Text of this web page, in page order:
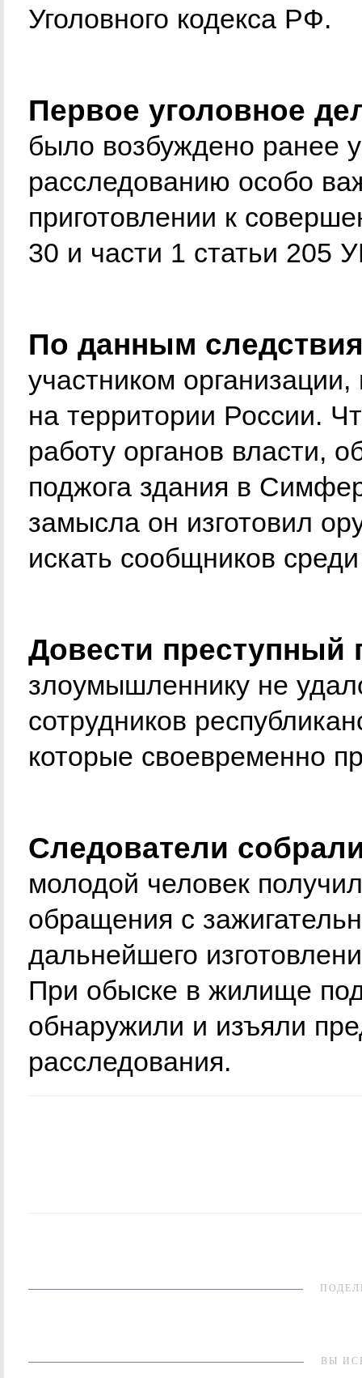
Уголовного кодекса РФ.
Первое уголовное
было возбуждено ранее
расследованию особо
приготовлении к
30 и части 1 статьи 205
По данным
участником
на территории России.
работу органов власти,
поджога здания в
замысла он изготовил
искать сообщников
Довести преступный
злоумышленнику не
сотрудников
которые своевременно
Следователи
молодой человек
обращения с
дальнейшего
При обыске в жилище
обнаружили и изъяли
расследования.
ВЫ